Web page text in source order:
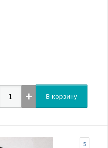
В корзину
5